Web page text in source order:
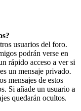
usuarios del foro.
podrán verse en
rápido acceso a ver si
un mensaje privado.
mensajes de estos
Si añade un usuario a
quedarán ocultos.